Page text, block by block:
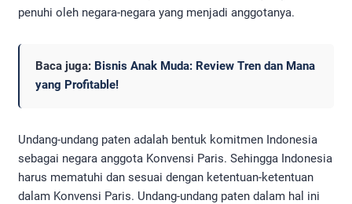
penuhi oleh negara-negara yang menjadi anggotanya.
Baca juga: Bisnis Anak Muda: Review Tren dan Mana
yang Profitable!
Undang-undang paten adalah bentuk komitmen Indonesia
sebagai negara anggota Konvensi Paris. Sehingga Indonesia
harus mematuhi dan sesuai dengan ketentuan-ketentuan
dalam Konvensi Paris. Undang-undang paten dalam hal ini